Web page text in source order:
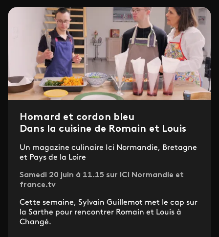
Homard et cordon bleu
Dans la cuisine de Romain et Louis
Un magazine culinaire Ici Normandie, Bretagne
et Pays de la Loire
Samedi 20 juin à 11.15 sur ICI Normandie et
france.tv
Cette semaine, Sylvain Guillemot met le cap sur
la Sarthe pour rencontrer Romain et Louis à
Changé.